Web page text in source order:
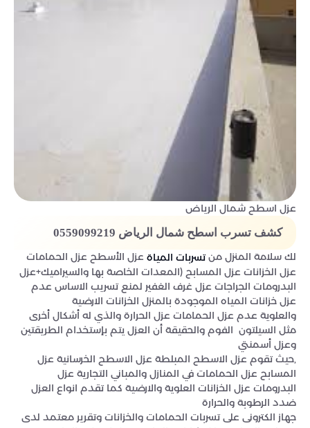
عزل اسطح شمال الرياض
كشف تسرب اسطح شمال الرياض 0559099219
لك سلامة المنزل منتسربات المياة عزل الأسطح عزل الحمامات
عزل الخزانات عزل المسابح (المعدات الخاصة بها والسيراميك+عزل
البدرومات الجراجات عزل غرف الغفير لمنع تسريب الاساس عدم
عزل خزانات المياه الموجودة بالمنزل الخزانات الارضية
والعلوية عدم عزل الحمامات عزل الحرارة والذي له أشكال أخرى
مثل السيلتون الفوم والحقيقة أن العزل يتم بإستخدام الطريقتين
وعزل أسمنتي
,حيث تقوم عزل الاسطح المبلطة عزل الاسطح الخرسانية عزل
المسابح عزل الحمامات في المنازل والمباني التجارية عزل
البدرومات عزل الخزانات العلوية والارضية كما تقدم انواع العزل
ضدد الرطوبة والحرارة
جهاز الكترونى على تسربات الحمامات والخزانات وتقرير معتمد لدى